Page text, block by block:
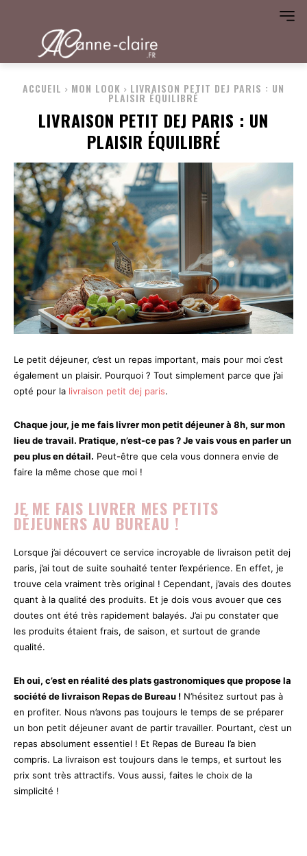
ACCUEIL MON LOOK LIVRAISON PETIT DEJ PARIS : UN
PLAISIR ÉQUILIBRÉ
LIVRAISON PETIT DEJ PARIS : UN
PLAISIR ÉQUILIBRÉ
Le petit déjeuner, c’est un repas important, mais pour moi c’est
également un plaisir. Pourquoi ? Tout simplement parce que j’ai
opté pour la livraison petit dej paris.
Chaque jour, je me fais livrer mon petit déjeuner à 8h, sur mon
lieu de travail. Pratique, n’est-ce pas ? Je vais vous en parler un
peu plus en détail. Peut-être que cela vous donnera envie de
faire la même chose que moi !
JE ME FAIS LIVRER MES PETITS
DÉJEUNERS AU BUREAU !
Lorsque j’ai découvert ce service incroyable de livraison petit dej
paris, j’ai tout de suite souhaité tenter l’expérience. En effet, je
trouve cela vraiment très original ! Cependant, j’avais des doutes
quant à la qualité des produits. Et je dois vous avouer que ces
doutes ont été très rapidement balayés. J’ai pu constater que
les produits étaient frais, de saison, et surtout de grande
qualité.
Eh oui, c’est en réalité des plats gastronomiques que propose la
société de livraison Repas de Bureau ! N’hésitez surtout pas à
en profiter. Nous n’avons pas toujours le temps de se préparer
un bon petit déjeuner avant de partir travailler. Pourtant, c’est un
repas absolument essentiel ! Et Repas de Bureau l’a bien
compris. La livraison est toujours dans le temps, et surtout les
prix sont très attractifs. Vous aussi, faites le choix de la
simplicité !